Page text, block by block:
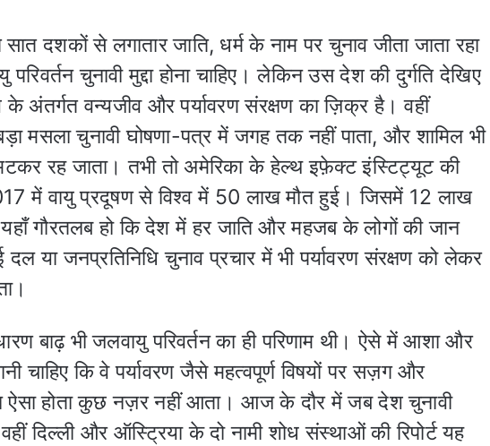
दशकों से लगातार जाति, धर्म के नाम पर चुनाव जीता जाता रहा
चुनावी मुद्दा होना चाहिए। लेकिन उस देश की दुर्गति देखिए
अंतर्गत वन्यजीव और पर्यावरण संरक्षण का ज़िक्र है। वहीं
मसला चुनावी घोषणा-पत्र में जगह तक नहीं पाता, और शामिल भी
रह जाता। तभी तो अमेरिका के हेल्थ इफ़ेक्ट इंस्टिट्यूट की
में वायु प्रदूषण से विश्व में 50 लाख मौत हुई। जिसमें 12 लाख
गौरतलब हो कि देश में हर जाति और महजब के लोगों की जान
या जनप्रतिनिधि चुनाव प्रचार में भी पर्यावरण संरक्षण को लेकर
बाढ़ भी जलवायु परिवर्तन का ही परिणाम थी। ऐसे में आशा और
चाहिए कि वे पर्यावरण जैसे महत्वपूर्ण विषयों पर सज़ग और
ऐसा होता कुछ नज़र नहीं आता। आज के दौर में जब देश चुनावी
दिल्ली और ऑस्ट्रिया के दो नामी शोध संस्थाओं की रिपोर्ट यह